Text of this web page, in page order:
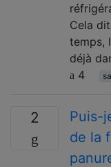
Cela
temps,
déjà
4
2
Puis-
de la